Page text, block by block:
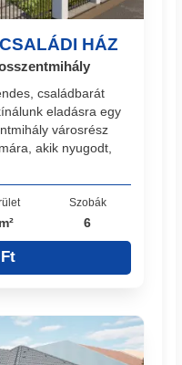
HÁZ
családbarát
eladásra egy
városrész
akik nyugodt,
Szobák
6